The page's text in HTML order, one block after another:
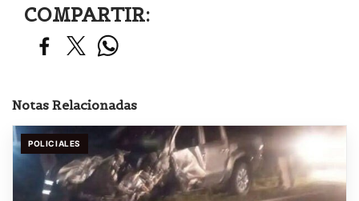
COMPARTIR:
Notas Relacionadas
POLICIALES